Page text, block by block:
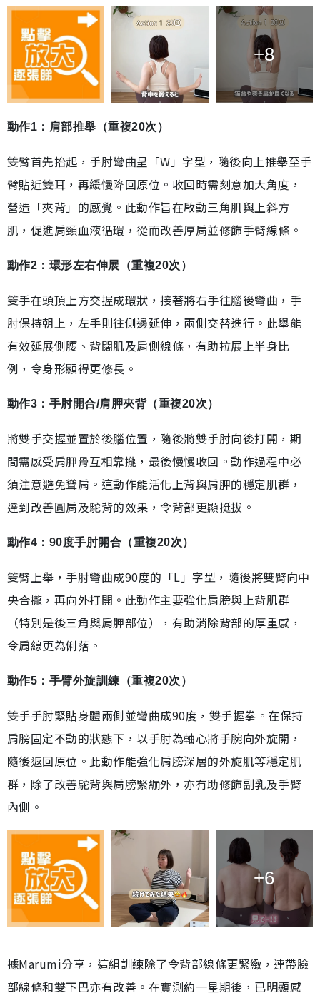
+8
動作1：肩部推舉（重複20次）
雙臂首先抬起，手肘彎曲呈「W」字型，隨後向上推舉至手
臂貼近雙耳，再緩慢降回原位。收回時需刻意加大角度，
營造「夾背」的感覺。此動作旨在啟動三角肌與上斜方
肌，促進肩頸血液循環，從而改善厚肩並修飾手臂線條。
動作2：環形左右伸展（重複20次）
雙手在頭頂上方交握成環狀，接著將右手往腦後彎曲，手
肘保持朝上，左手則往側邊延伸，兩側交替進行。此舉能
有效延展側腰、背闊肌及肩側線條，有助拉展上半身比
例，令身形顯得更修長。
動作3：手肘開合/肩胛夾背（重複20次）
將雙手交握並置於後腦位置，隨後將雙手肘向後打開，期
間需感受肩胛骨互相靠攏，最後慢慢收回。動作過程中必
須注意避免聳肩。這動作能活化上背與肩胛的穩定肌群，
達到改善圓肩及駝背的效果，令背部更顯挺拔。
動作4：90度手肘開合（重複20次）
雙臂上舉，手肘彎曲成90度的「L」字型，隨後將雙臂向中
央合攏，再向外打開。此動作主要強化肩膀與上背肌群
（特別是後三角與肩胛部位），有助消除背部的厚重感，
令肩線更為俐落。
動作5：手臂外旋訓練（重複20次）
雙手手肘緊貼身體兩側並彎曲成90度，雙手握拳。在保持
肩膀固定不動的狀態下，以手肘為軸心將手腕向外旋開，
隨後返回原位。此動作能強化肩膀深層的外旋肌等穩定肌
群，除了改善駝背與肩膀緊繃外，亦有助修飾副乳及手臂
內側。
+6
據Marumi分享，這組訓練除了令背部線條更緊緻，連帶臉
部線條和雙下巴亦有改善。在實測約一星期後，已明顯感